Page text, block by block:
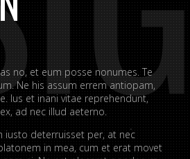
no, et eum posse nonumes. Te
Ne his assum errem antiopam,
Ius et inani vitae reprehendunt,
ad nec illud aeterno.
iusto deterruisset per, at nec
in mea, cum et erat movet